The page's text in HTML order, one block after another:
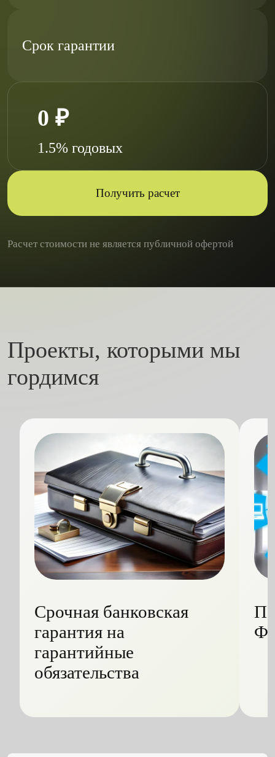
Срок гарантии
0 ₽
1.5% годовых
Получить расчет
Расчет стоимости не является публичной офертой
Проекты, которыми мы
гордимся
Срочная банковская
гарантия на
гарантийные
обязательства